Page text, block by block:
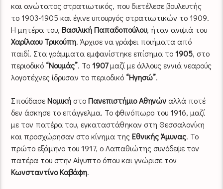
και ανώτατος στρατιωτικός, που διετέλεσε βουλευτής
το 1903-1905 και έγινε υπουργός στρατιωτικών το 1909.
Η μητέρα του,Βασιλική Παπαδοπούλου, ήταν ανιψιά του
Χαρίλαου Τρικούπη. Άρχισε να γράφει ποιήματα από
παιδί. Στα γράμματα εμφανίστηκε επίσημα το1905, στο
περιοδικό “Νουμάς”. Το1907μαζί με άλλους εννιά νεαρούς
λογοτέχνες ίδρυσαν το περιοδικό “Ηγησώ”.
ΣπούδασεΝομική στοΠανεπιστήμιο Αθηνών αλλά ποτέ
δεν άσκησε το επάγγελμα. Το φθινόπωρο του 1916, μαζί
με τον πατέρα του, εγκαταστάθηκαν στη Θεσσαλονίκη
και προσχώρησαν στο κίνημα τηςΕθνικής Άμυνας. Το
πρώτο εξάμηνο του 1917, ο Λαπαθιώτης συνόδεψε τον
πατέρα του στην Αίγυπτο όπου και γνώρισε τον
Κωνσταντίνο Καβάφη.